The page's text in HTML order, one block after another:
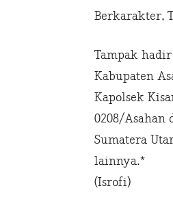
Berkarakter,
Tampak
Kabupaten
Kapolsek
0208/Asahan
Sumatera
lainnya.*
(Isrofi)